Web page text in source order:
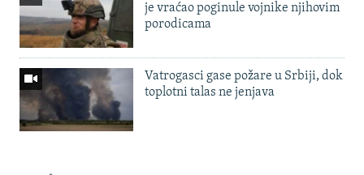
je vraćao poginule vojnike njihovim
porodicama
Vatrogasci gase požare u Srbiji, dok
toplotni talas ne jenjava